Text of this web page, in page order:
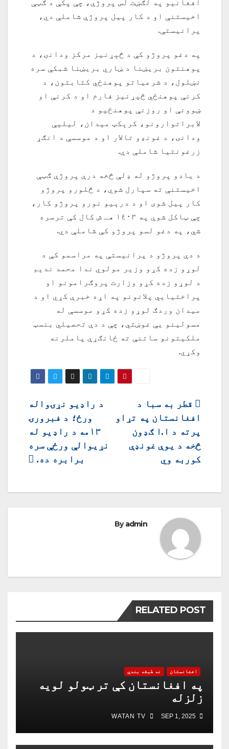
افغانيو په لګښت لس پروژې، چې پکې د ګټې
اخیستنې او د کار پیل پروژې شاملې دي،
پرانيستې.
په دغو پروژو کې د څېړنيز مرکز ودانۍ، د
پوهنتون بریښنا د ښاري بریښنا شبکې سره
نښلول، د شرعياتو پوهنځي کتابتون، د
کرنې پوهنځي څېړنيز فارم او د کرنې او
ښوونې او روزنې پوهنځيو د
لابراتوارونو، کرېکټ میدان، ليليې
ودانۍ، د غونډو تالار او د موسسې د انګړ
زرغونتیا شاملې دي.
د يادو پروژو له ډلې څخه درې پروژې ګټې
اخيستنې ته سپارل شوي، د څلورو پروژو
کار پيل شوی او د درېيو نورو پروژو کار،
چې ټاکل شوې په ١٤٠٣ هـ ش کال کې ترسره
شي، په دغو لسو پروژو کې شاملې دي.
د دې پروژو د پرانيستې په مراسمو کې د
لوړو زده کړو وزير مولوي ندا محمد نديم
د لوړو زده کړو وزارت پروګرامونو او
پراختیايي پلانونو په اړه خبرې کړي او د
میدان وردګ لوړو زده کړو موسسې له
مسولينو يې غوښتي، چې د دې تحصیلي بنسټ
ملکیتونو ساتنې ته ځانګړې پاملرنه
وکړي.
ليکنه
چليدنه
د راډیو نړۍواله
ورځ؛ د فبرورۍ
۱۳مه د راډیو له
نړیوالې ورځې سره
برابره ده.
قطر به سبا د
افغانستان په تړاو
پرته د ا.ا ګډون
څخه د یوې غونډې
کوربه وي
Byadmin
RELATED POST
افغانستان نه طبقه بندي
په افغانستان کې تر ټولو لویه
زلزله